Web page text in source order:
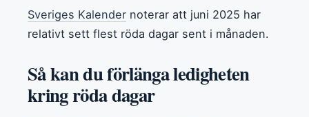
Sveriges Kalender noterar att juni 2025 har
relativt sett flest röda dagar sent i månaden.
Så kan du förlänga ledigheten
kring röda dagar